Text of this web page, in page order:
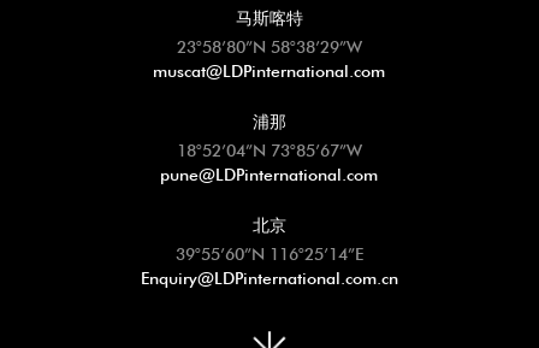
马斯喀特
23°58’80”N 58°38’29”W
muscat@LDPinternational.com
浦那
18°52’04”N 73°85’67”W
pune@LDPinternational.com
北京
39°55’60”N 116°25’14”E
Enquiry@LDPinternational.com.cn